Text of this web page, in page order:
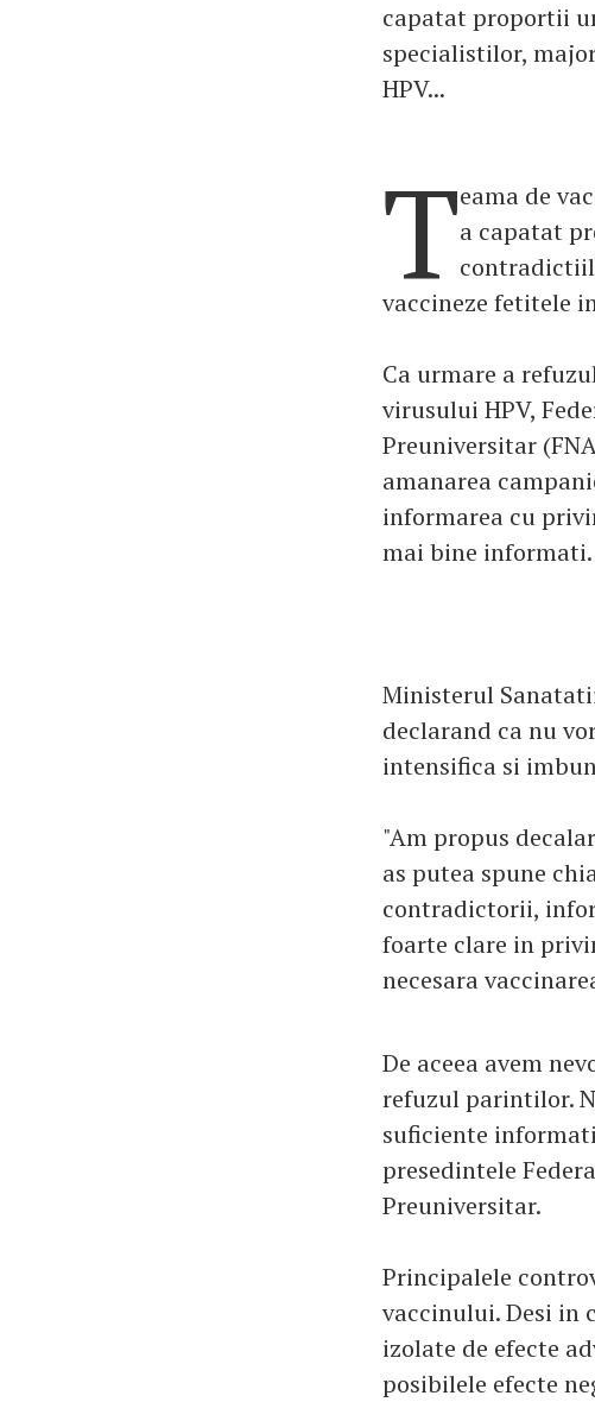
capatat proportii
specialistilor,
HPV...
Teama de
a capatat
vaccineze fetitele
Ca urmare a
virusului HPV,
Preuniversitar
amanarea
informarea cu
mai bine informati.
Ministerul
declarand ca nu
intensifica si
"Am propus
as putea spune
contradictorii,
foarte clare in
necesara
De aceea avem
refuzul parintilor.
suficiente
presedintele
Preuniversitar.
Principalele
vaccinului. Desi in
izolate de efecte
posibilele efecte